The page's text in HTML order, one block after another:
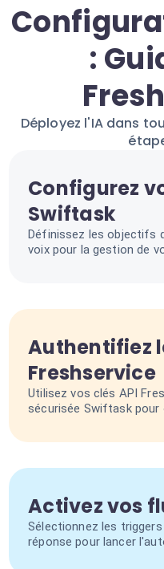
:
Déployez l'IA dans
Configurez
Swiftask
Définissez les objectifs
voix pour la gestion de
Authentifiez
Freshservice
Utilisez vos clés API
sécurisée Swiftask pour
Activez vos
Sélectionnez les
réponse pour lancer